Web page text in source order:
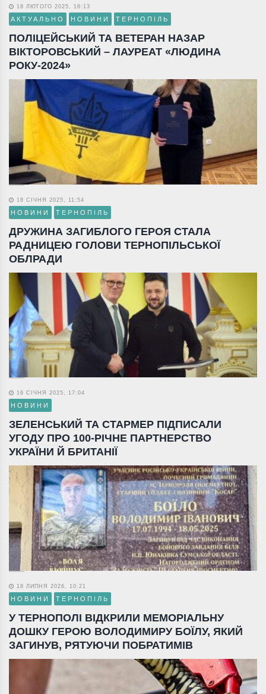
18 ЛЮТОГО 2025, 16:13
АКТУАЛЬНО НОВИНИ ТЕРНОПІЛЬ
ПОЛІЦЕЙСЬКИЙ ТА ВЕТЕРАН НАЗАР
ВІКТОРОВСЬКИЙ – ЛАУРЕАТ «ЛЮДИНА
РОКУ-2024»
18 СІЧНЯ 2025, 11:54
НОВИНИ ТЕРНОПІЛЬ
ДРУЖИНА ЗАГИБЛОГО ГЕРОЯ СТАЛА
РАДНИЦЕЮ ГОЛОВИ ТЕРНОПІЛЬСЬКОЇ
ОБЛРАДИ
16 СІЧНЯ 2025, 17:04
НОВИНИ
ЗЕЛЕНСЬКИЙ ТА СТАРМЕР ПІДПИСАЛИ
УГОДУ ПРО 100-РІЧНЕ ПАРТНЕРСТВО
УКРАЇНИ Й БРИТАНІЇ
18 ЛИПНЯ 2026, 10:21
НОВИНИ ТЕРНОПІЛЬ
У ТЕРНОПОЛІ ВІДКРИЛИ МЕМОРІАЛЬНУ
ДОШКУ ГЕРОЮ ВОЛОДИМИРУ БОЇЛУ, ЯКИЙ
ЗАГИНУВ, РЯТУЮЧИ ПОБРАТИМІВ